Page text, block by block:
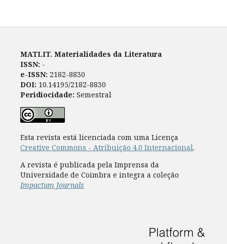
MATLIT. Materialidades da Literatura
ISSN: -
e-ISSN: 2182-8830
DOI: 10.14195/2182-8830
Peridiocidade: Semestral
Esta revista está licenciada com uma Licença
Creative Commons - Atribuição 4.0 Internacional.
A revista é publicada pela Imprensa da
Universidade de Coimbra e integra a coleção
Impactum Journals